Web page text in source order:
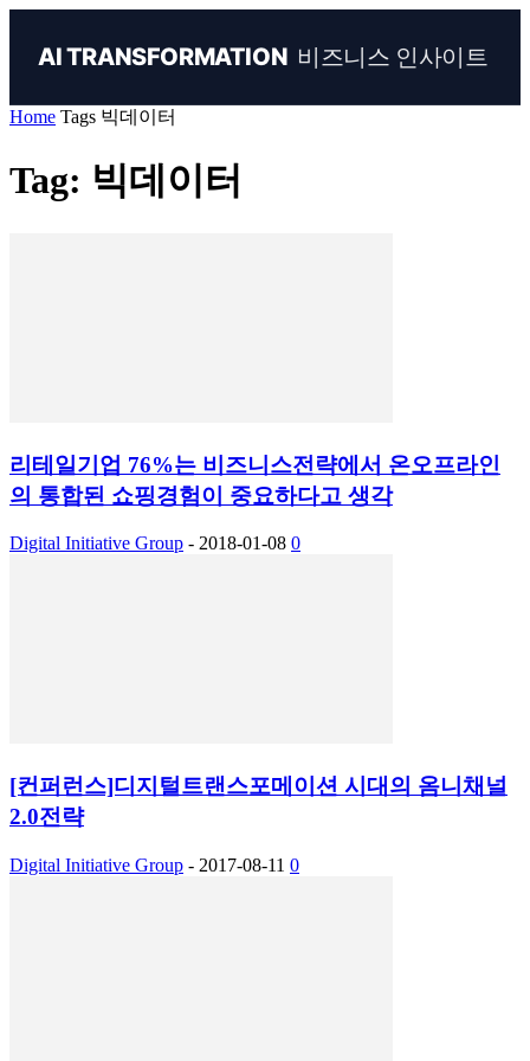
AI TRANSFORMATION 비즈니스 인사이트
Home Tags 빅데이터
Tag: 빅데이터
리테일기업 76%는 비즈니스전략에서 온오프라인
의 통합된 쇼핑경험이 중요하다고 생각
Digital Initiative Group - 2018-01-08 0
[컨퍼런스]디지털트랜스포메이션 시대의 옴니채널
2.0전략
Digital Initiative Group - 2017-08-11 0